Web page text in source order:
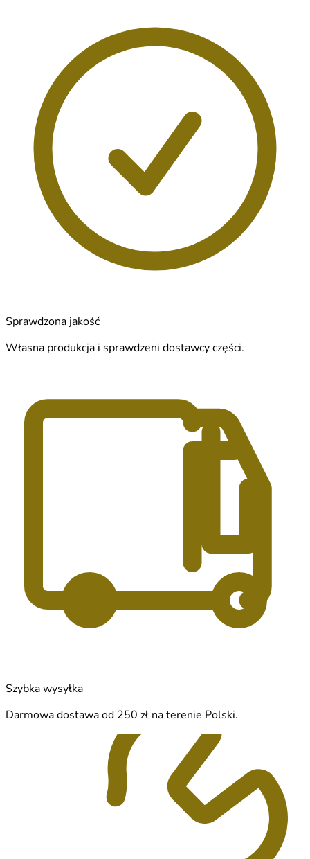
Sprawdzona jakość
Własna produkcja i sprawdzeni dostawcy części.
Szybka wysyłka
Darmowa dostawa od 250 zł na terenie Polski.